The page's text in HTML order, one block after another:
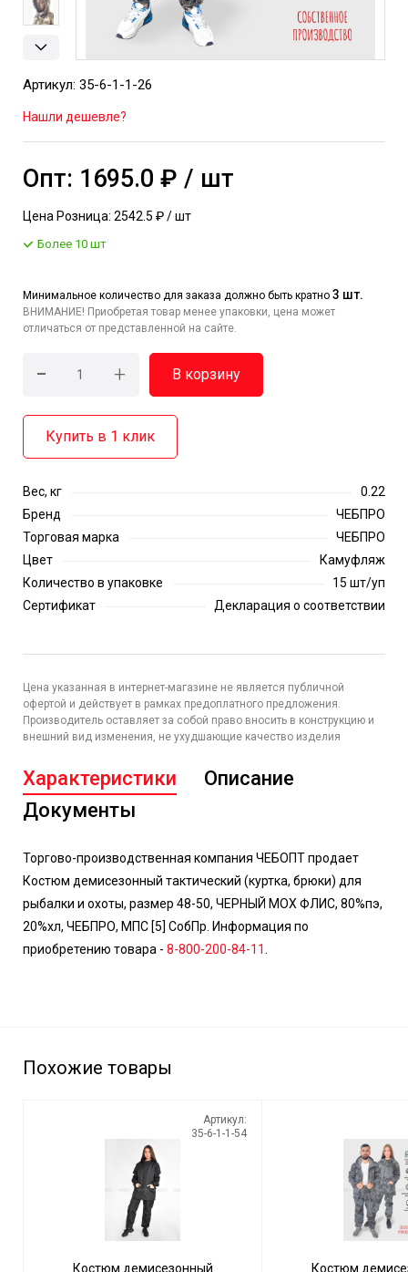
Артикул: 35-6-1-1-26
Нашли дешевле?
Опт: 1695.0 ₽ / шт
Цена Розница: 2542.5 ₽ / шт
Более 10 шт
Минимальное количество для заказа должно быть кратно 3 шт.
ВНИМАНИЕ! Приобретая товар менее упаковки, цена может
отличаться от представленной на сайте.
- + В корзину
Купить в 1 клик
Вес, кг
0.22
Бренд
ЧЕБПРО
Торговая марка
ЧЕБПРО
Цвет
Камуфляж
Количество в упаковке
15 шт/уп
Сертификат
Декларация о соответствии
Цена указанная в интернет-магазине не является публичной
офертой и действует в рамках предоплатного предложения.
Производитель оставляет за собой право вносить в конструкцию и
внешний вид изменения, не ухудшающие качество изделия
Характеристики
Описание
Документы
Торгово-производственная компания ЧЕБОПТ продает
Костюм демисезонный тактический (куртка, брюки) для
рыбалки и охоты, размер 48-50, ЧЕРНЫЙ МОХ ФЛИС, 80%пэ,
20%хл, ЧЕБПРО, МПС [5] СобПр. Информация по
приобретению товара - 8-800-200-84-11
Похожие товары
Артикул:
35-6-1-1-54
Костюм демисезонный Костюм